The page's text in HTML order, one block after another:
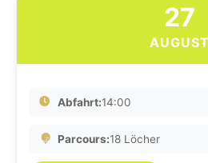
27
AUGUST
Abfahrt:14:00
Parcours:18 Löcher